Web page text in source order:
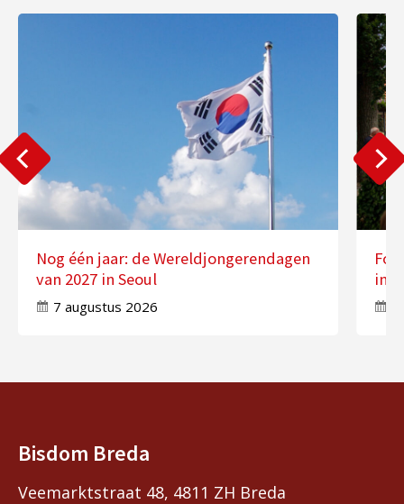
Nog één jaar: de Wereldjongerendagen
van 2027 in Seoul
7 augustus 2026
in
Bisdom Breda
Veemarktstraat 48, 4811 ZH Breda